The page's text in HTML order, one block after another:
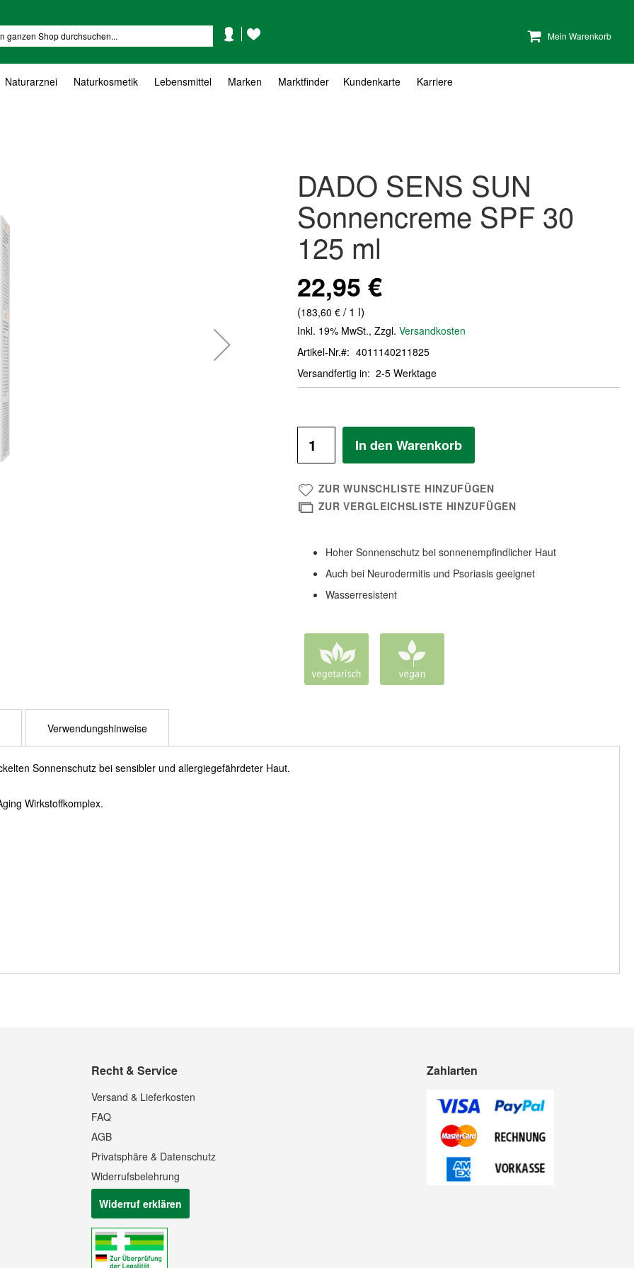
Mein Warenkorb
KontoWunschzettel
Naturarznei Naturkosmetik Lebensmittel Marken Marktfinder Kundenkarte Karriere
DADO SENS SUN
Sonnencreme SPF 30
125 ml
22,95 €
(183,60 €/ 1 l)
Inkl. 19% MwSt., Zzgl. Versandkosten
Artikel-Nr.
4011140211825
Versandfertig in
2-5 Werktage
In den Warenkorb
ZUR WUNSCHLISTE HINZUFÜGEN
ZUR VERGLEICHSLISTE HINZUFÜGEN
Hoher Sonnenschutz bei sonnenempfindlicher Haut
Auch bei Neurodermitis und Psoriasis geeignet
Wasserresistent
Sonnenschutz bei sensibler und allergiegefährdeter Haut.
Wirkstoffkomplex.
Verwendungshinweise
Recht & Service
Versand & Lieferkosten
FAQ
AGB
Privatsphäre & Datenschutz
Widerrufsbelehrung
Widerruf erklären
Zahlarten